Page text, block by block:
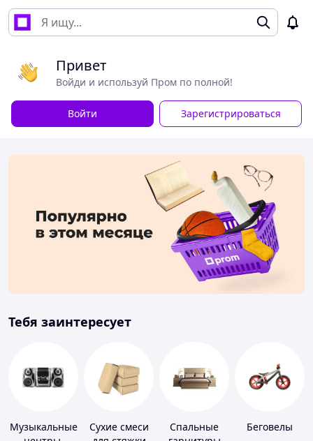
Привет
Войди и используй Пром по полной!
Войти Зарегистрироваться
Тебя заинтересует
Музыкальные
Сухие смеси
Спальные
Беговелы